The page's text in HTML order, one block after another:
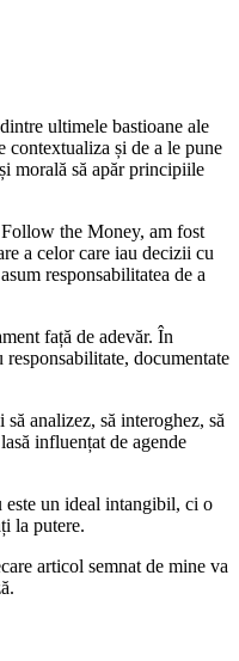
ultimele bastioane ale
contextualiza și de a le pune
morală să apăr principiile
the Money, am fost
a celor care iau decizii cu
responsabilitatea de a
față de adevăr. În
documentate
analizez, să interoghez, să
influențat de agende
este un ideal intangibil, ci o
la putere.
articol semnat de mine va